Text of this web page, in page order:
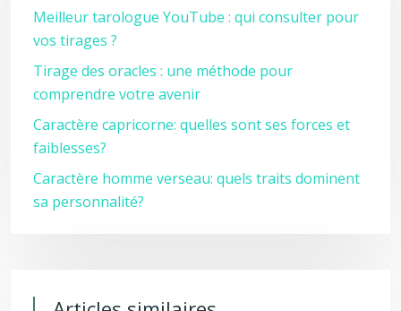
Meilleur tarologue YouTube : qui consulter pour
vos tirages ?
Tirage des oracles : une méthode pour
comprendre votre avenir
Caractère capricorne: quelles sont ses forces et
faiblesses?
Caractère homme verseau: quels traits dominent
sa personnalité?